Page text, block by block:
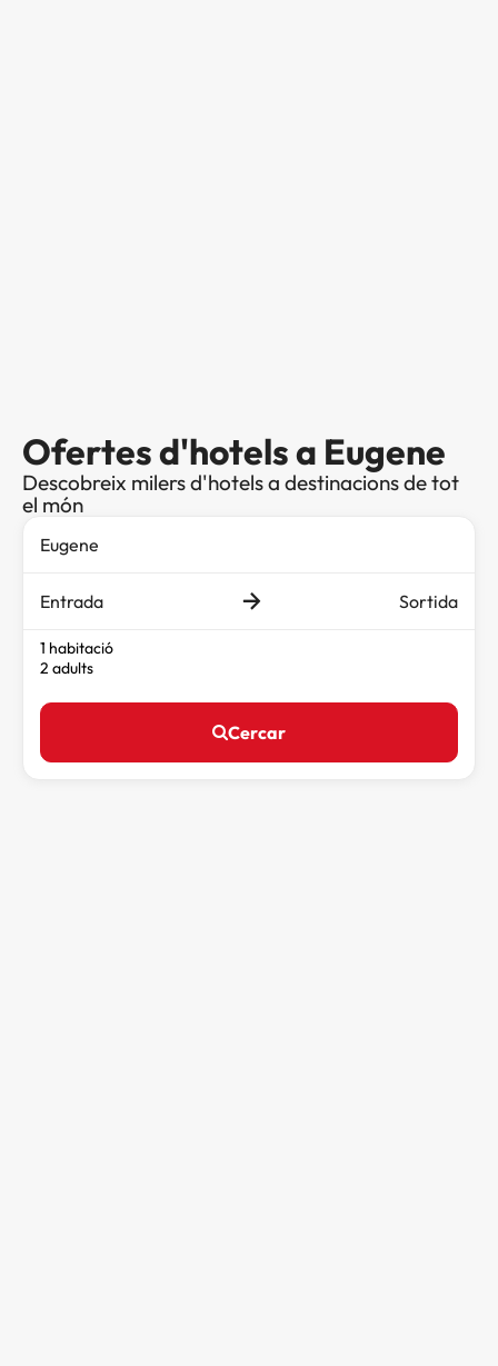
Ofertes d'hotels a Eugene
Descobreix milers d'hotels a destinacions de tot
el món
Entrada Sortida
1 habitació
2 adults
Cercar